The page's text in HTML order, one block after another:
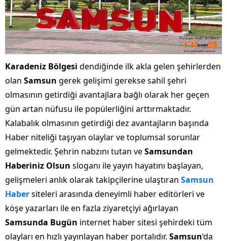
Karadeniz Bölgesi dendiğinde ilk akla gelen şehirlerden
olan Samsun gerek gelişimi gerekse sahil şehri
olmasının getirdiği avantajlara bağlı olarak her geçen
gün artan nüfusu ile popülerliğini arttırmaktadır.
Kalabalık olmasının getirdiği dez avantajların başında
Haber niteliği taşıyan olaylar ve toplumsal sorunlar
gelmektedir. Şehrin nabzını tutan veSamsundan
Haberiniz Olsun sloganı ile yayın hayatını başlayan,
gelişmeleri anlık olarak takipçilerine ulaştıran Samsun
Habersiteleri arasında deneyimli haber editörleri ve
köşe yazarları ile en fazla ziyaretçiyi ağırlayan
Samsunda Bugün internet haber sitesi şehirdeki tüm
olayları en hızlı yayınlayan haber portalıdır. Samsun‘da